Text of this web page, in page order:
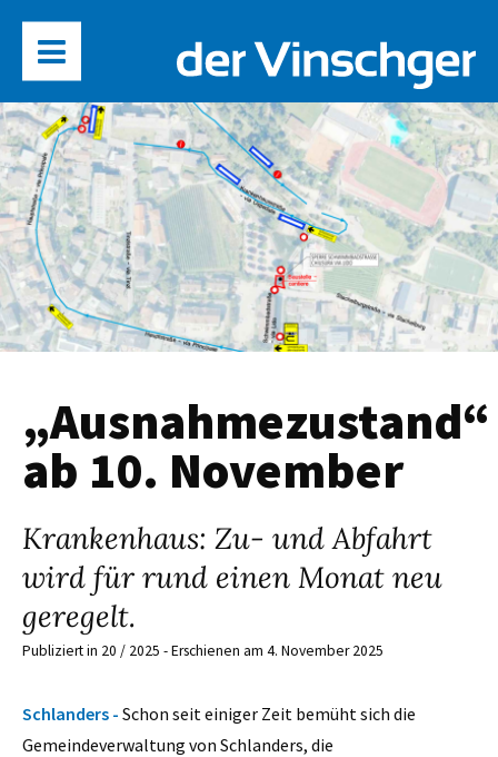
„Ausnahmezustand“
ab 10. November
Krankenhaus: Zu- und Abfahrt
wird für rund einen Monat neu
geregelt.
Publiziert in 20 / 2025 - Erschienen am 4. November 2025
Schlanders - Schon seit einiger Zeit bemüht sich die
Gemeindeverwaltung von Schlanders, die